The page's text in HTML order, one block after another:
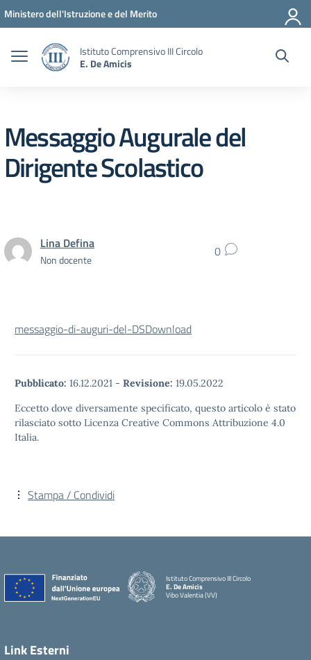
Vai ai contenuti
Vai al menu di navigazione
Vai al footer
Ministero dell'Istruzione e del Merito
Istituto Comprensivo III Circolo
E. De Amicis
Messaggio Augurale del
Dirigente Scolastico
Lina Defina
Non docente 0
messaggio-di-auguri-del-DSDownload
Pubblicato: 16.12.2021 - Revisione: 19.05.2022
Eccetto dove diversamente specificato, questo articolo è stato
rilasciato sotto Licenza Creative Commons Attribuzione 4.0
Italia.
Stampa / Condividi
Istituto Comprensivo III Circolo
E. De Amicis
Vibo Valentia (VV)
Link Esterni